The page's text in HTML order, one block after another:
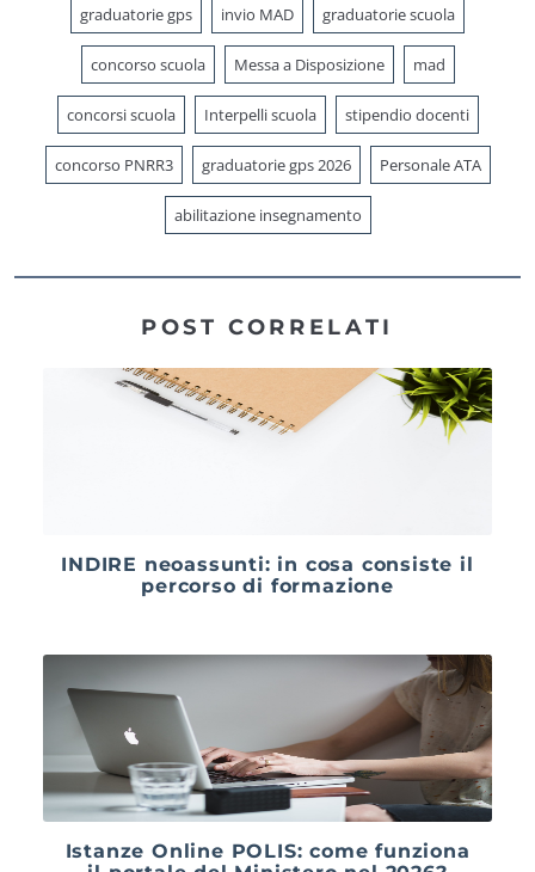
graduatorie gps invio MAD graduatorie scuola
concorso scuola Messa a Disposizione mad
concorsi scuola Interpelli scuola stipendio docenti
concorso PNRR3 graduatorie gps 2026 Personale ATA
abilitazione insegnamento
POST CORRELATI
INDIRE neoassunti: in cosa consiste il
percorso di formazione
Istanze Online POLIS: come funziona